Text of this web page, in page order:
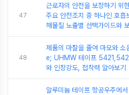
47
근로자의 안전을 보장하기 위
주요 안전조치 중 하나인 호
해물질 노출별 선택가이드와
48
제품의 마찰을 줄여 마모와
e; UHMW 테이프
와 인장강도, 접착력 알아보기
알루미늄 테이프 항공우주에